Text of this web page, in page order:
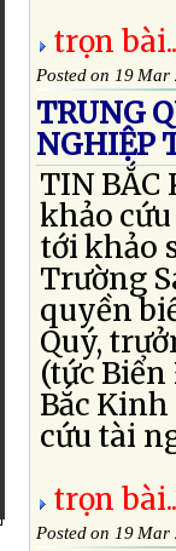
trọn
Posted on 19 Mar
TRUNG
NGHIỆP
TIN
khảo
tới khảo
Trường
quyền
Quý,
(tức
Bắc
cứu tài
trọn
Posted on 19 Mar